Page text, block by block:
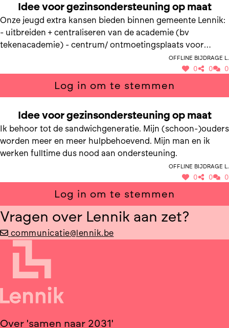
Idee voor gezinsondersteuning op maat
Onze jeugd extra kansen bieden binnen gemeente Lennik:
- uitbreiden + centraliseren van de academie (bv
tekenacademie) - centrum/ ontmoetingsplaats voor
jongeren binnen de gemeente uitbouwen - workshops
Offline bijdrage L.
0 0 0
Log in om te stemmen
Idee voor gezinsondersteuning op maat
Ik behoor tot de sandwichgeneratie. Mijn (schoon-)ouders
worden meer en meer hulpbehoevend. Mijn man en ik
werken fulltime dus nood aan ondersteuning.
Offline bijdrage L.
0 0 0
Log in om te stemmen
Vragen over Lennik aan zet?
communicatie@lennik.be
Over 'samen naar 2031'